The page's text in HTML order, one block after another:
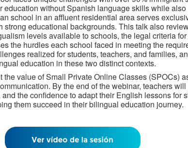
education without Spanish language skills while
school in an affluent residential area serves
educational backgrounds. This talk also
levels available to schools, the legal criteria
the hurdles each school faced in meeting the
realized for students, teachers, and families,
education in these two distinct contexts.
value of Small Private Online Classes (SPOCs)
By the end of the webinar, teachers
the confidence to adapt their English lessons for
them succeed in their bilingual education journey.